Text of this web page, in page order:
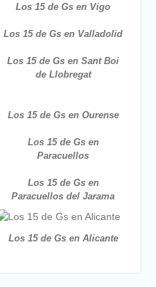
Los 15 de Gs en Vigo
Los 15 de Gs en Valladolid
Los 15 de Gs en Sant Boi
de Llobregat
Los 15 de Gs en Ourense
Los 15 de Gs en
Paracuellos
Los 15 de Gs en
Paracuellos del Jarama
Los 15 de Gs en Alicante